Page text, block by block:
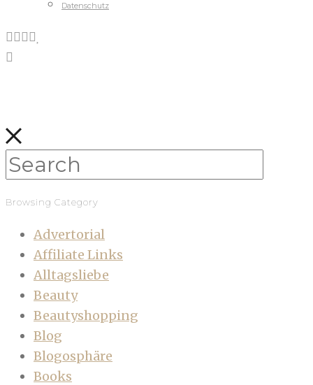
Datenschutz
Browsing Category
Advertorial
Affiliate Links
Alltagsliebe
Beauty
Beautyshopping
Blog
Blogosphäre
Books